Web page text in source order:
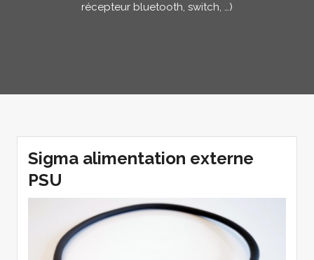
récepteur bluetooth, switch, …)
Sigma alimentation externe
PSU